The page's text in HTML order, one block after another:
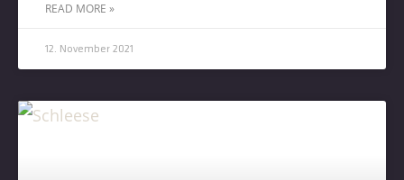
READ MORE »
12. November 2021